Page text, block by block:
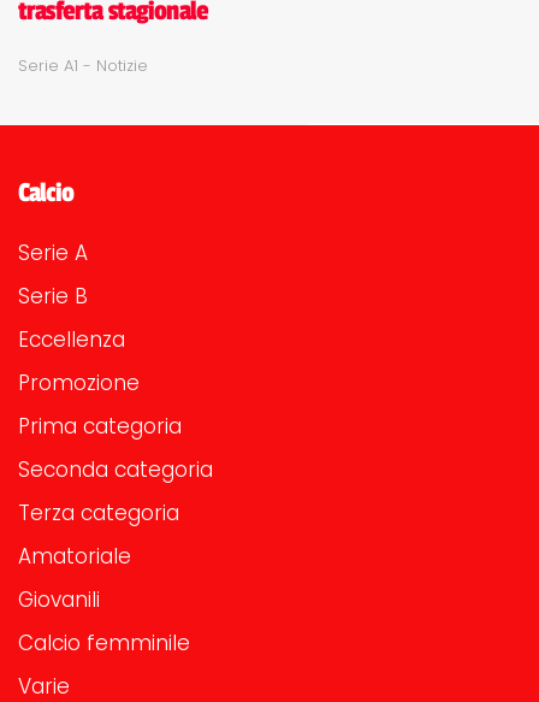
trasferta stagionale
Serie A1 - Notizie
Calcio
Serie A
Serie B
Eccellenza
Promozione
Prima categoria
Seconda categoria
Terza categoria
Amatoriale
Giovanili
Calcio femminile
Varie